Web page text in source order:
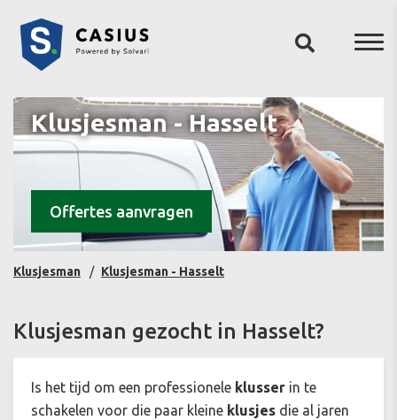
Klusjesman - Hasselt
Offertes aanvragen
Klusjesman Klusjesman - Hasselt
Klusjesman gezocht in Hasselt?
Is het tijd om een professionele klusser in te
schakelen voor die paar kleine klusjes die al jaren